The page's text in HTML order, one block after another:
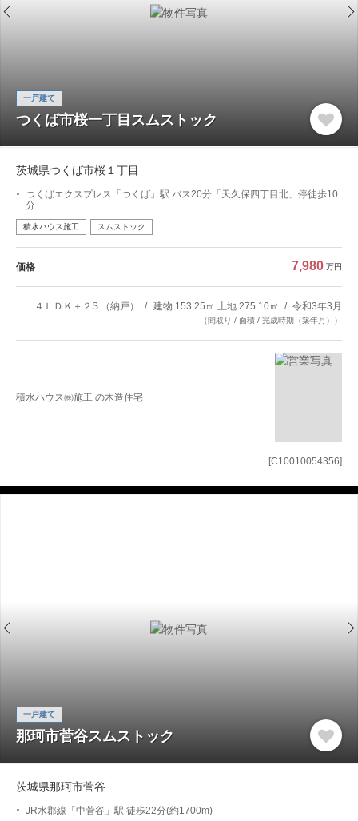
[C10010054356]
一戸建て
つくば市桜一丁目スムストック
茨城県つくば市桜１丁目
つくばエクスプレス「つくば」駅 バス20分「天久保四丁目北」停徒歩10
分
積水ハウス施工 スムストック
価格 7,980 万円
４ＬＤＫ＋２S （納戸） 建物 153.25㎡ 土地 275.10㎡ 令和3年3月
（間取り / 面積 / 完成時期（築年月））
積水ハウス㈱施工 の木造住宅
一戸建て
那珂市菅谷スムストック
茨城県那珂市菅谷
JR水郡線「中菅谷」駅 徒歩22分(約1700m)